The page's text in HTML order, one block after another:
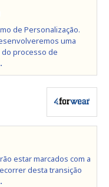
de Personalização.
uma
processo de
estar marcados com a
desta transição